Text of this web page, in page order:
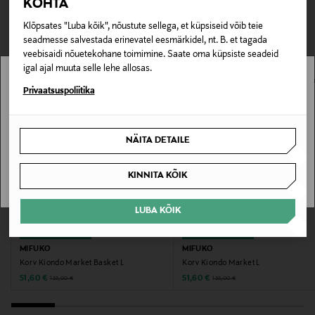
KOHTA
Klõpsates "Luba kõik", nõustute sellega, et küpsiseid võib teie
seadmesse salvestada erinevatel eesmärkidel, nt. B. et tagada
veebisaidi nõuetekohane toimimine. Saate oma küpsiste seadeid
igal ajal muuta selle lehe allosas.
Privaatsuspoliitika
NÄITA DETAILE
KINNITA KÕIK
LUBA KÕIK
Tootenumber
178028769
BLACK
Suurus
KEENIA
Tarnimine pakiautomaati või postkontorisse
0,00 € – 4,90 €
TEISED KLIENDID
VAATASID KA
MIFUKO
Korv Kiondo Market Basket L
Discounted Price
51,60 € Original Price
133,00 €
MIFUKO
Korv Kiondo Market L
Discounted Price
51,60 € Original Price
133,00 €
Stockmann pole Sinu riigis saadaval.
SAAN ARU